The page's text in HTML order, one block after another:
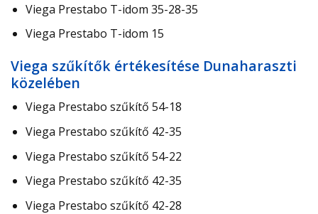
Viega Prestabo T-idom 35-28-35
Viega Prestabo T-idom 15
Viega szűkítők értékesítése Dunaharaszti
közelében
Viega Prestabo szűkítő 54-18
Viega Prestabo szűkítő 42-35
Viega Prestabo szűkítő 54-22
Viega Prestabo szűkítő 42-35
Viega Prestabo szűkítő 42-28